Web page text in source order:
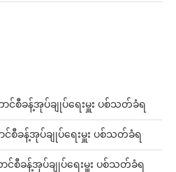
စီခန့်အုပ်ချုပ်ရေးမှူး ပစ်သတ်ခံရ
ခန့်အုပ်ချုပ်ရေးမှူး ပစ်သတ်ခံရ
စီခန့်အုပ်ချုပ်ရေးမှူး ပစ်သတ်ခံရ